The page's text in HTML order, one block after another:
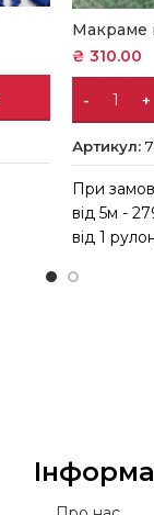
Макраме
₴ 310.00
Артикул:
При
від 5м -
від 1